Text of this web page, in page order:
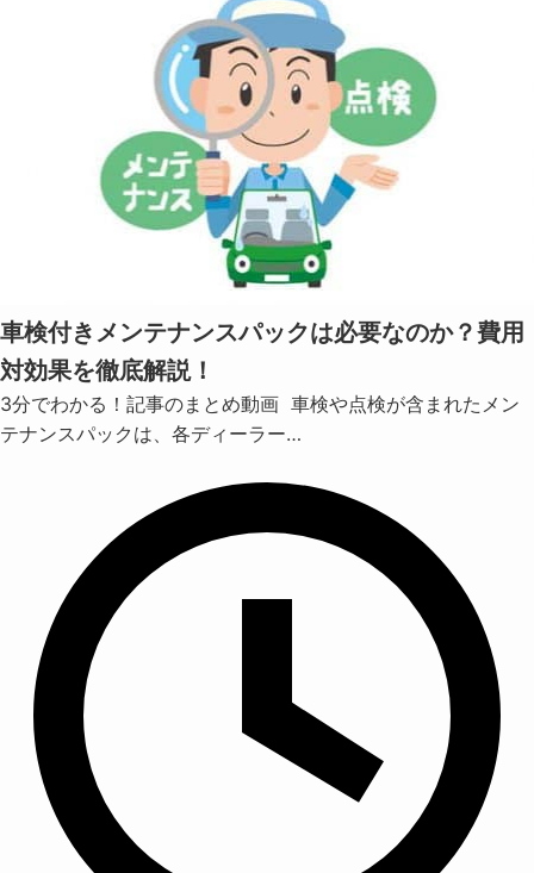
車検付きメンテナンスパックは必要なのか？費用
対効果を徹底解説！
3分でわかる！記事のまとめ動画 車検や点検が含まれたメン
テナンスパックは、各ディーラー…